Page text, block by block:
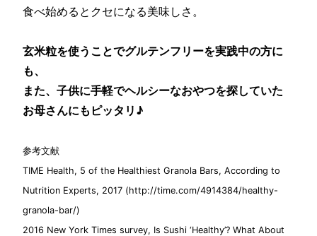
食べ始めるとクセになる美味しさ。
玄米粒を使うことでグルテンフリーを実践中の方に
も、
また、子供に手軽でヘルシーなおやつを探していた
お母さんにもピッタリ♪
参考文献
TIME Health, 5 of the Healthiest Granola Bars, According to
Nutrition Experts, 2017 (http://time.com/4914384/healthy-
granola-bar/)
2016 New York Times survey, Is Sushi ‘Healthy’? What About